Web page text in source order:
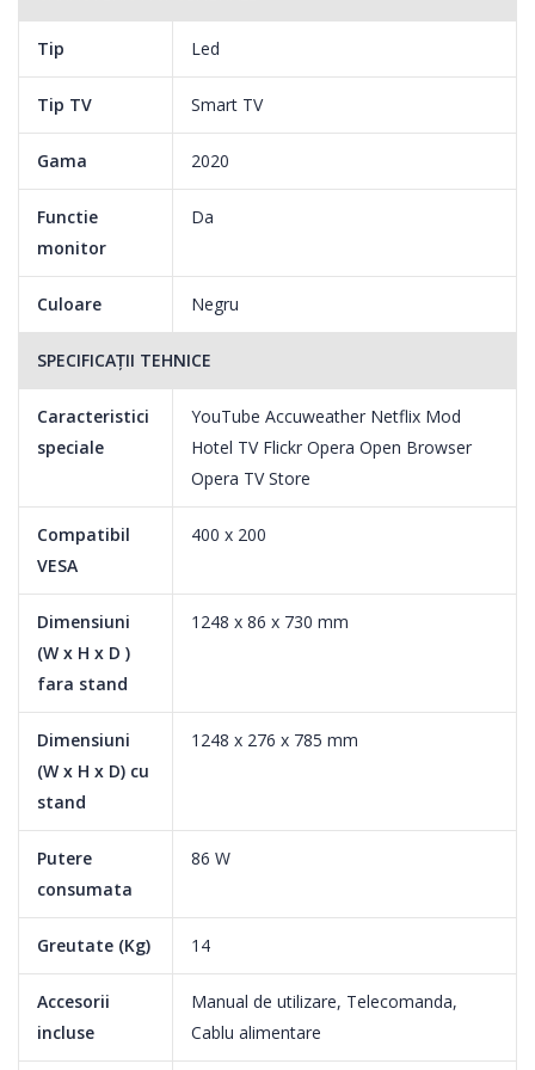
In plus, ai DTS TruSurround™, solutie ce reda un sunet surround
aproape de realitate pe configuratii stereo sau boxe 3.1 (mai
ales bare de sunet) si DTS – HD, una dintre putinele tehnologii
care ofera un sunet surround comprimat fara pierderi pentru
Blu-ray si HD DVD, asigurand performanta audio de calitate.
CI+ SLOT. ACELEASI FUNCTIONALITATI, DAR FARA CABLURI!
Renunta la decodorul clasic si simplifica experienta de
televiziune digitala cu ajutorul cartelelor CI+ ale furnizorilor de
cablu.
Astfel, te conectezi mai usor, eliminand o buna parte din cabluri,
schimbi programele direct din telecomanda televizorului
Tip Led
Tip TV Smart TV
Gama 2020
Functie
monitor
Da
Culoare Negru
SPECIFICAȚII TEHNICE
Caracteristici
speciale
YouTube Accuweather Netflix Mod
Hotel TV Flickr Opera Open Browser
Opera TV Store
Compatibil
VESA
400 x 200
Dimensiuni
(W x H x D )
fara stand
1248 x 86 x 730 mm
Dimensiuni
(W x H x D) cu
stand
1248 x 276 x 785 mm
Putere
consumata
86 W
Greutate (Kg) 14
Accesorii
incluse
Manual de utilizare, Telecomanda,
Cablu alimentare